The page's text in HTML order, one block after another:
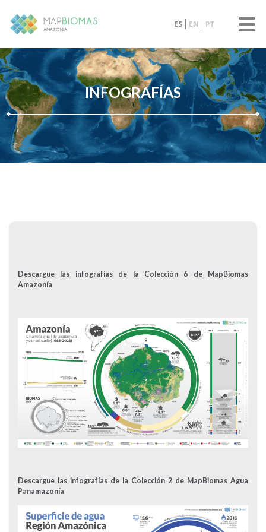
ES EN PT
INFOGRAFÍAS
Descargue las infografías de la Colección 6 de MapBiomas
Amazonía
Descargue las infografías de la Colección 2 de MapBiomas Agua
Panamazonía